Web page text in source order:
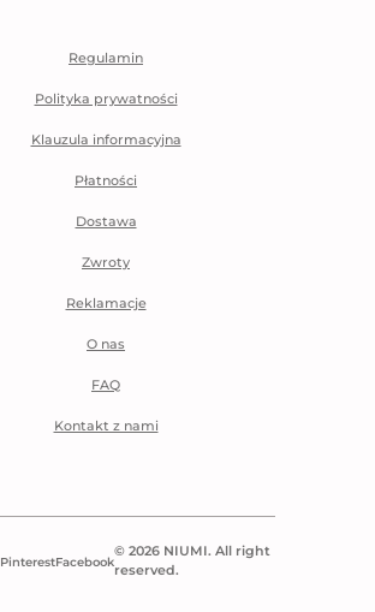
Regulamin
Polityka prywatności
Klauzula informacyjna
Płatności
Dostawa
Zwroty
Reklamacje
O nas
FAQ
Kontakt z nami
PinterestFacebook
© 2026 NIUMI. All right
reserved.